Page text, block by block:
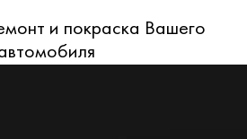
и покраска Вашего